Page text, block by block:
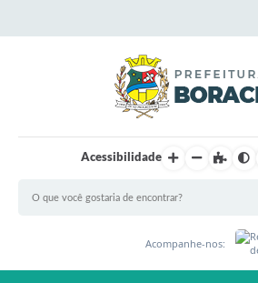
Acessibilidade
Acompanhe-nos: